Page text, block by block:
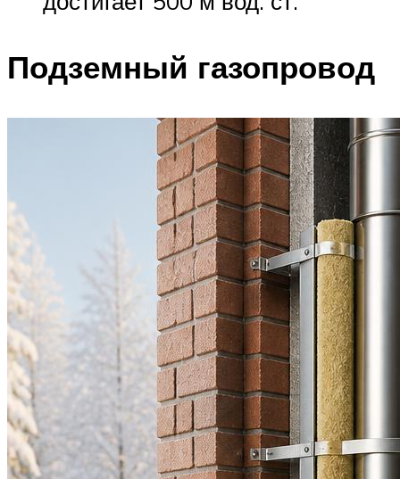
Подземный газопровод